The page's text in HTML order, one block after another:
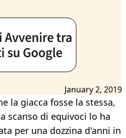
January 2, 2019
la giacca fosse la stessa,
scanso di equivoci lo ha
per una dozzina d'anni in